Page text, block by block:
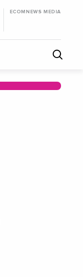
ECOMNEWS MEDIA